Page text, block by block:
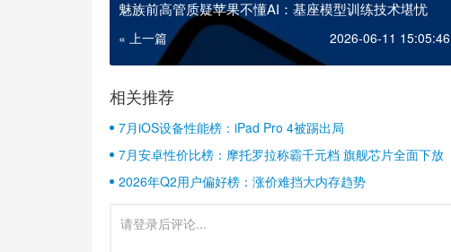
魅族前高管质疑苹果不懂AI：基座模型训练技术堪忧
« 上一篇 2026-06-11 15:05:46
相关推荐
7月iOS设备性能榜：iPad Pro 4被踢出局
7月安卓性价比榜：摩托罗拉称霸千元档 旗舰芯片全面下放
2026年Q2用户偏好榜：涨价难挡大内存趋势